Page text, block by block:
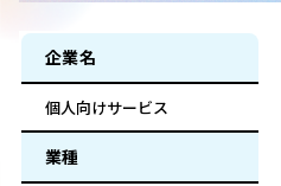
企業名
個人向けサービス
業種